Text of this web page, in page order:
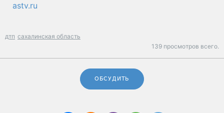
astv.ru
дтп сахалинская область
139 просмотров всего.
ОБСУДИТЬ